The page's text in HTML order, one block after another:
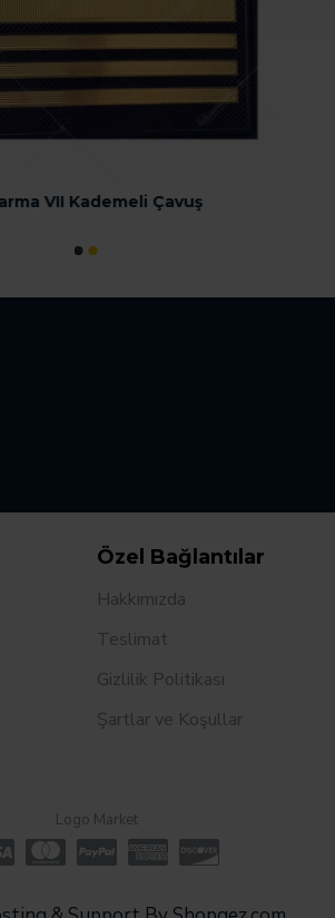
VII Kademeli Çavuş
Özel Bağlantılar
Hakkımızda
Teslimat
Gizlilik Politikası
Şartlar ve Koşullar
Logo Market